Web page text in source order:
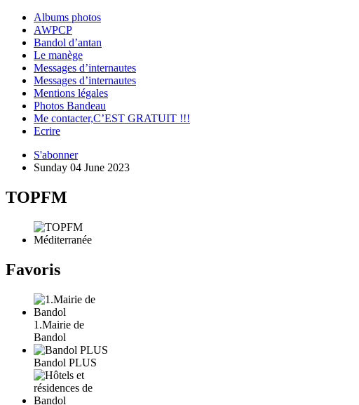
Albums photos
AWPCP
Bandol d’antan
Le manège
Messages d’internautes
Messages d’internautes
Mentions légales
Photos Bandeau
Me contacter,C’EST GRATUIT !!!
Ecrire
S'abonner
Sunday 04 June 2023
TOPFM
Favoris
1.Mairie de
Bandol
Bandol PLUS